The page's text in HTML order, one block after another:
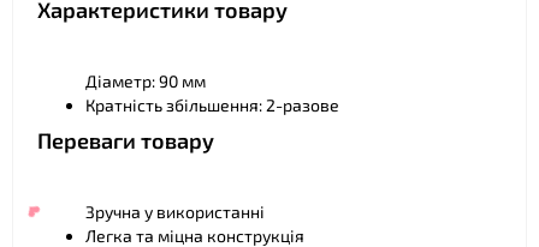
Характеристики товару
Діаметр: 90 мм
Кратність збільшення: 2-разове
Переваги товару
Зручна у використанні
Легка та міцна конструкція